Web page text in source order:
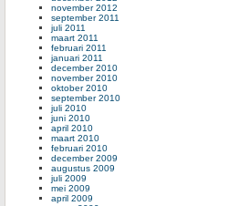
november 2012
september 2011
juli 2011
maart 2011
februari 2011
januari 2011
december 2010
november 2010
oktober 2010
september 2010
juli 2010
juni 2010
april 2010
maart 2010
februari 2010
december 2009
augustus 2009
juli 2009
mei 2009
april 2009